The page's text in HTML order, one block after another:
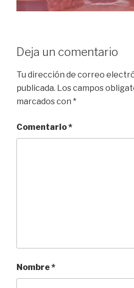
Deja un comentario
Tu dirección de correo
publicada. Los campos
marcados con *
Comentario*
Nombre*